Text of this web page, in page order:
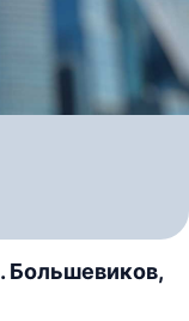
Большевиков,